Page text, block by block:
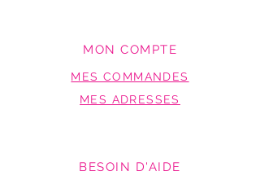
MON COMPTE
MES COMMANDES
MES ADRESSES
BESOIN D'AIDE